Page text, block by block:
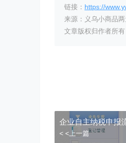
链接： https://
来源：义乌小商品
文章版权归作者所有
企业自主纳税申报
< <上一篇